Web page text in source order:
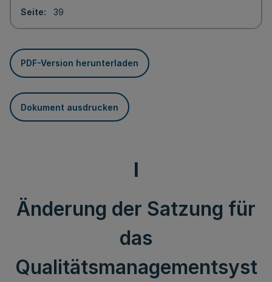
Seite
39
PDF-Version herunterladen
Dokument ausdrucken
I
Änderung der Satzung für
das
Qualitätsmanagementsyst